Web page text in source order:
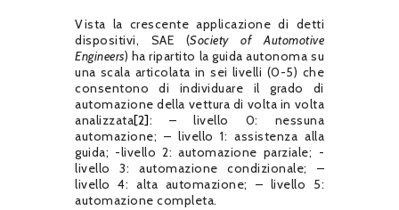
Vista la crescente applicazione di detti
dispositivi, SAE (Society of Automotive
Engineers) ha ripartito la guida autonoma su
una scala articolata in sei livelli (0-5) che
consentono di individuare il grado di
automazione della vettura di volta in volta
analizzata[2]: – livello 0: nessuna
automazione; – livello 1: assistenza alla
guida; -livello 2: automazione parziale; -
livello 3: automazione condizionale; –
livello 4: alta automazione; – livello 5:
automazione completa.